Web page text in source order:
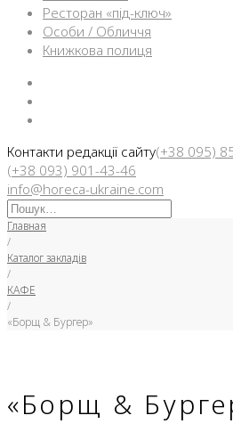
Ресторан «під-ключ»
Особи / Обличчя
Книжкова полиця
Контакти редакції сайту(+38 095)
(+38 093) 901-43-46
info@horeca-ukraine.com
Искать:
Главная
/
Каталог закладів
/
КАФЕ
/
«Борщ & Бургер»
«Борщ &